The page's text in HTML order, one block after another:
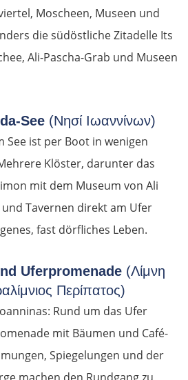
Moscheen, Museen und
die südöstliche Zitadelle Its
Ali-Pascha-Grab und Museen
See (Νησί Ιωαννίνων)
See ist per Boot in wenigen
Klöster, darunter das
mit dem Museum von Ali
und Tavernen direkt am Ufer
fast dörfliches Leben.
Uferpromenade (Λίμνη
Περίπατος)
Rund um das Ufer
mit Bäumen und Café-
Spiegelungen und der